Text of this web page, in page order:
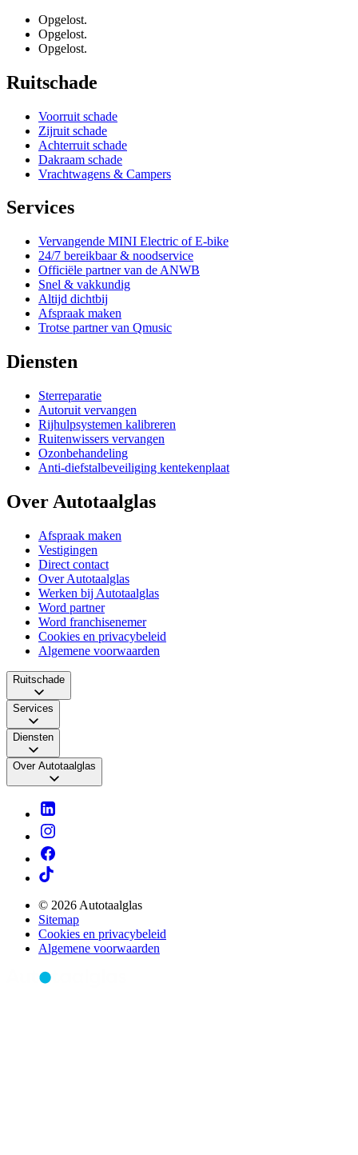
Opgelost.
Opgelost.
Opgelost.
Ruitschade
Voorruit schade
Zijruit schade
Achterruit schade
Dakraam schade
Vrachtwagens & Campers
Services
Vervangende MINI Electric of E-bike
24/7 bereikbaar & noodservice
Officiële partner van de ANWB
Snel & vakkundig
Altijd dichtbij
Afspraak maken
Trotse partner van Qmusic
Diensten
Sterreparatie
Autoruit vervangen
Rijhulpsystemen kalibreren
Ruitenwissers vervangen
Ozonbehandeling
Anti-diefstalbeveiliging kentekenplaat
Over Autotaalglas
Afspraak maken
Vestigingen
Direct contact
Over Autotaalglas
Werken bij Autotaalglas
Word partner
Word franchisenemer
Cookies en privacybeleid
Algemene voorwaarden
Ruitschade
Services
Diensten
Over Autotaalglas
© 2026 Autotaalglas
Sitemap
Cookies en privacybeleid
Algemene voorwaarden